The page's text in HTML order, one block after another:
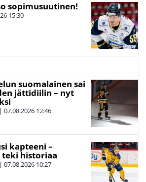
sopimusuutinen!
15:30
suomalainen sai
jättidiilin – nyt
| 07.08.2026 12:46
kapteeni –
historiaa
| 07.08.2026 10:27